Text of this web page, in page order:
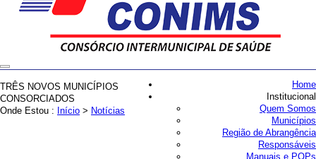
Home
Institucional
Quem Somos
Municípios
Região de Abrangência
Responsáveis
Manuais e POPs
TRÊS NOVOS MUNICÍPIOS
CONSORCIADOS
Onde Estou : Início > Notícias